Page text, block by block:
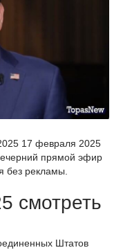
17 февраля 2025
прямой эфир
без рекламы.
смотреть
Штатов